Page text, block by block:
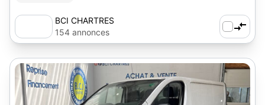
BCI CHARTRES
154 annonces